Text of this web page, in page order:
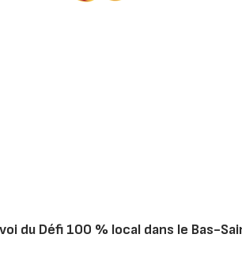
du Défi 100 % local dans le Bas-